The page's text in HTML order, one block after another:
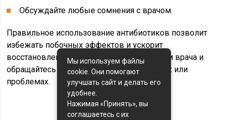
Обсуждайте любые сомнения с врачом.
Правильное использование антибиотиков позволит
избежать побочных эффектов и ускорит
восстановление. Следуйте рекомендациям врача и
обращайтесь к нему при любых сомнениях или
проблемах.
Мы используем файлы
cookie. Они помогают
улучшать сайт и делать его
удобнее.
Нажимая «Принять», вы
соглашаетесь с их